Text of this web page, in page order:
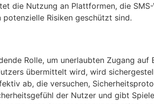
die Nutzung an Plattformen, die
Risiken geschützt sind.
Rolle, um unerlaubten Zugang
übermittelt wird, wird
ab, die versuchen,
der Nutzer und gibt